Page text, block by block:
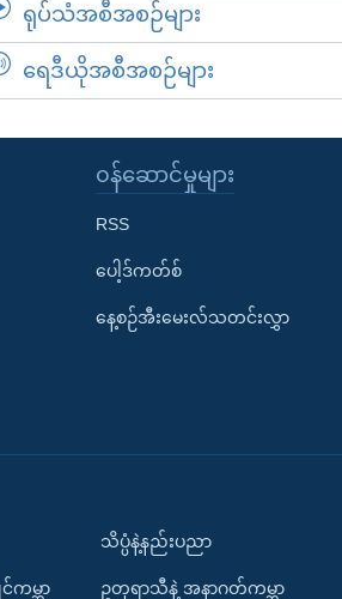
ရုပ်သံအစီအစဉ်များ
ရေဒီယိုအစီအစဉ်များ
၀န်ဆောင်မှုများ
RSS
ပေါ့ဒ်ကတ်စ်
နေ့စဉ်အီးမေးလ်သတင်းလွှာ
ကမ္ဘာ
သိပ္ပံနဲ့နည်းပညာ
ဥတုရာသီနဲ့ အနာဂတ်ကမ္ဘာ